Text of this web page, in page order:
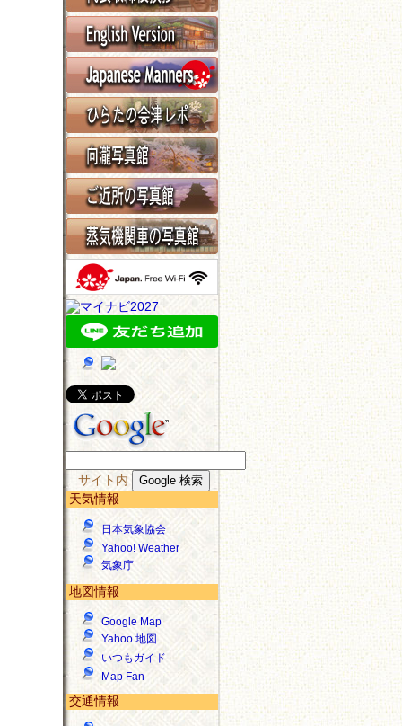
サイト内
天気情報
日本気象協会
Yahoo! Weather
気象庁
地図情報
Google Map
Yahoo 地図
いつもガイド
Map Fan
交通情報